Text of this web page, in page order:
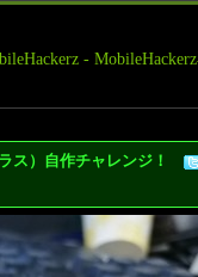
-
ス）自作チャレンジ！